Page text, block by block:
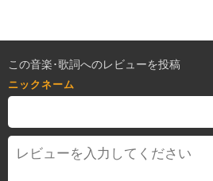
この音楽･歌詞へのレビューを投稿
ニックネーム